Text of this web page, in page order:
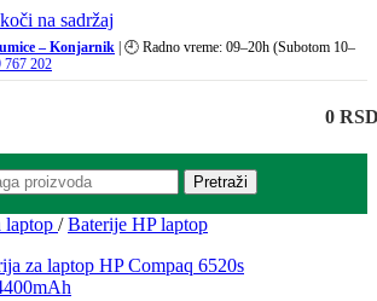
na sadržaj
– Konjarnik | 🕘 Radno vreme: 09–20h (Subotom 10–
767 202
0
Pretraži
laptop / Baterije HP laptop